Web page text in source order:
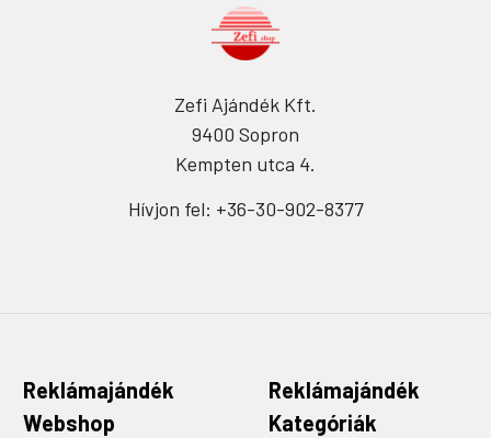
Zefi Ajándék Kft.
9400 Sopron
Kempten utca 4.
Hívjon fel: +36-30-902-8377
Reklámajándék
Webshop
Reklámajándék
Kategóriák